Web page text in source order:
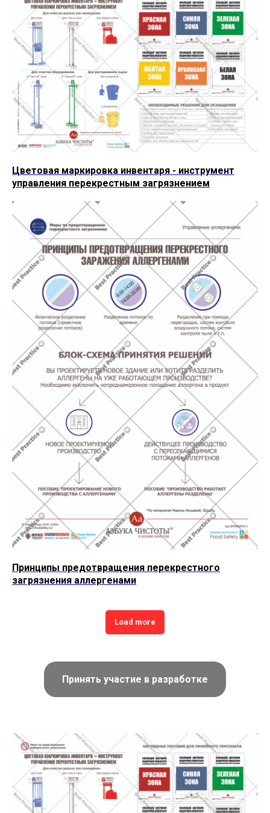
Цветовая маркировка инвентаря - инструмент
управления перекрестным загрязнением
Принципы предотвращения перекрестного
загрязнения аллергенами
Load more
Принять участие в разработке